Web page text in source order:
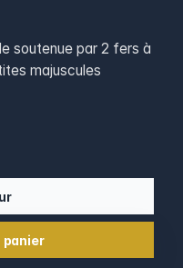
soutenue par 2 fers à
majuscules
panier